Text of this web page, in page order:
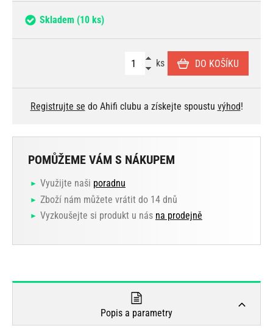
Skladem (10 ks)
ks DO KOŠÍKU
Registrujte se do Ahifi clubu a získejte spoustu výhod!
POMŮŽEME VÁM S NÁKUPEM
Využijte naši poradnu
Zboží nám můžete vrátit do 14 dnů
Vyzkoušejte si produkt u nás na prodejně
Popis a parametry